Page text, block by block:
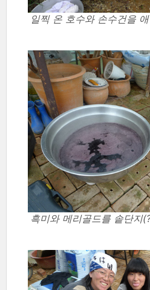
일찍 온 호수와 손수건을
흑미와 메리골드를 솥단지